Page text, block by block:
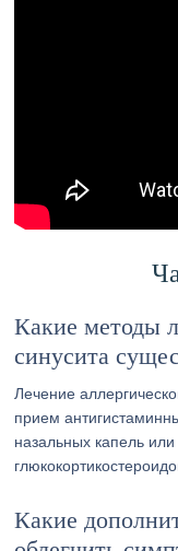
Какие методы
синусита
Лечение
прием
назальных капель
Какие